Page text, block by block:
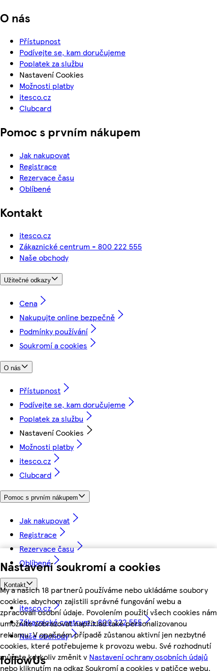
Nastavení soukromí a cookies
My a našich 18 partnerů používáme nebo ukládáme soubory
cookies, abychom zajistili správné fungování webu a
zpracovali osobní údaje. Povolením použití všech cookies nám
umožníte zobrazovat například také personalizovanou
reklamu. V opačném případě zůstanou aktivní jen nezbytné
cookies, které potřebujeme k provozu webu. Své rozhodnutí
můžete kdykoliv změnit v Nastavení ochrany osobních údajů
nebo kliknutím na odkaz Soukromí a cookies v patičce webu.
O nás
Přístupnost
Podívejte se, kam doručujeme
Poplatek za službu
Nastavení Cookies
Možnosti platby
itesco.cz
Clubcard
Pomoc s prvním nákupem
Jak nakupovat
Registrace
Rezervace času
Oblíbené
Kontakt
itesco.cz
Zákaznické centrum - 800 222 555
Naše obchody
Užitečné odkazy
Cena
Nakupujte online bezpečně
Podmínky používání
Soukromí a cookies
O nás
Přístupnost
Podívejte se, kam doručujeme
Poplatek za službu
Nastavení Cookies
Možnosti platby
itesco.cz
Clubcard
Pomoc s prvním nákupem
Jak nakupovat
Registrace
Rezervace času
Oblíbené
Kontakt
itesco.cz
Zákaznické centrum - 800 222 555
Naše obchody
followUs